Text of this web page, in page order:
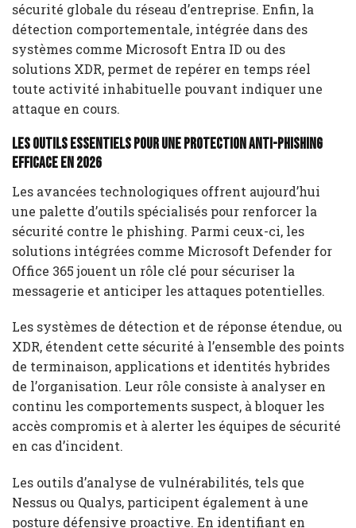
sécurité globale du réseau d’entreprise. Enfin, la
détection comportementale, intégrée dans des
systèmes comme Microsoft Entra ID ou des
solutions XDR, permet de repérer en temps réel
toute activité inhabituelle pouvant indiquer une
attaque en cours.
Les outils essentiels pour une protection anti-phishing
efficace en 2026
Les avancées technologiques offrent aujourd’hui
une palette d’outils spécialisés pour renforcer la
sécurité contre le phishing. Parmi ceux-ci, les
solutions intégrées comme Microsoft Defender for
Office 365 jouent un rôle clé pour sécuriser la
messagerie et anticiper les attaques potentielles.
Les systèmes de détection et de réponse étendue, ou
XDR, étendent cette sécurité à l’ensemble des points
de terminaison, applications et identités hybrides
de l’organisation. Leur rôle consiste à analyser en
continu les comportements suspect, à bloquer les
accès compromis et à alerter les équipes de sécurité
en cas d’incident.
Les outils d’analyse de vulnérabilités, tels que
Nessus ou Qualys, participent également à une
posture défensive proactive. En identifiant en